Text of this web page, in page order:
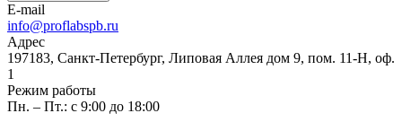
E-mail
info@proflabspb.ru
Адрес
197183, Санкт-Петербург, Липовая Аллея дом 9, пом. 11-Н, оф.
1
Режим работы
Пн. – Пт.: с 9:00 до 18:00